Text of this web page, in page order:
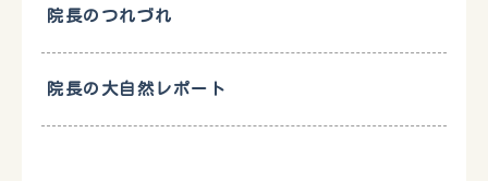
院長のつれづれ
院長の大自然レポート